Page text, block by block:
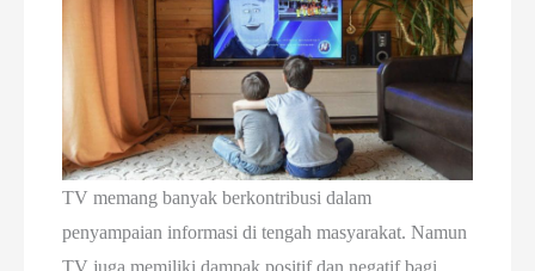
TV memang banyak berkontribusi dalam
penyampaian informasi di tengah masyarakat. Namun
TV juga memiliki dampak positif dan negatif bagi